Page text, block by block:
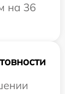
на 36